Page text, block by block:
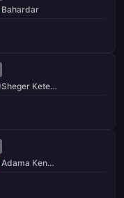
Bahardar
Sheger Ketema
Adama Kenema